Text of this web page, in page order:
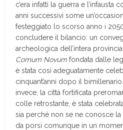
c’era infatti la guerra e l’infausta
anni successivi some
festeggiato lo scorso anno i
concludere il bilancio: un
archeologica dell’intera
Comum Novum fondata dalle
è stata così adeguatamente
cinquant’anni dopo il bimillenario.
invece, la città fortificata
colle retrostante, è stata
sia perché non se ne conosce la
da porsi comunque in un